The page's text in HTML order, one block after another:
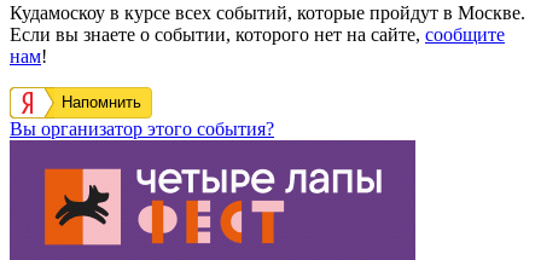
Кудамоскоу в курсе всех событий, которые пройдут в Москве.
Если вы знаете о событии, которого нет на сайте, сообщите
нам!
Напомнить
Вы организатор этого события?